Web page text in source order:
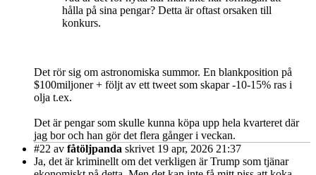
hålla på sina pengar? Detta är oftast orsaken till
konkurs.
Det rör sig om astronomiska summor. En blankposition på
$100miljoner + följt av ett tweet som skapar -10-15% ras i
olja t.ex.
Det är pengar som skulle kunna köpa upp hela kvarteret där
jag bor och han gör det flera gånger i veckan.
#22 av fåtöljpanda skrivet 19 apr, 2026 21:37
Ja, det är kriminellt om det verkligen är Trump som tjänar